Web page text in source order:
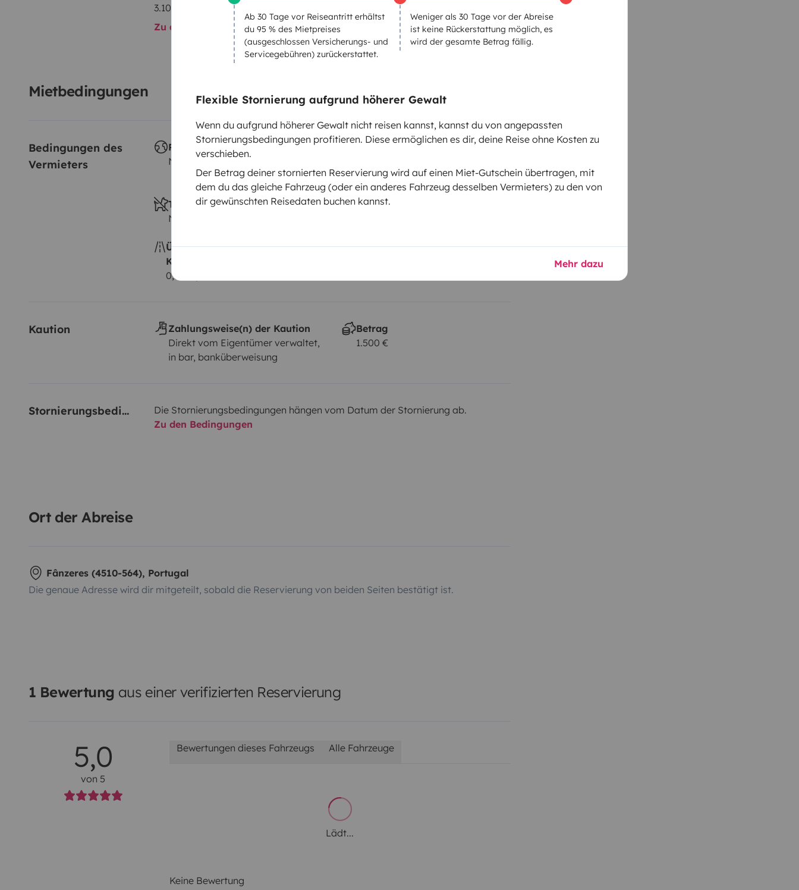
Ab 30 Tage vor Reiseantritt erhältst
du 95 % des Mietpreises
(ausgeschlossen Versicherungs- und
Servicegebühren) zurückerstattet.
Weniger als 30 Tage vor der Abreise
ist keine Rückerstattung möglich, es
wird der gesamte Betrag fällig.
Flexible Stornierung aufgrund höherer Gewalt
Wenn du aufgrund höherer Gewalt nicht reisen kannst, kannst du von angepassten
Stornierungsbedingungen profitieren. Diese ermöglichen es dir, deine Reise ohne Kosten zu
verschieben.
Der Betrag deiner stornierten Reservierung wird auf einen Miet-Gutschein übertragen, mit
dem du das gleiche Fahrzeug (oder ein anderes Fahrzeug desselben Vermieters) zu den von
dir gewünschten Reisedaten buchen kannst.
Mehr dazu
3.100 kg
Zu allen technischen Details
Mietbedingungen
Bedingungen des
Vermieters
Reisen im Ausland
Nicht erlaubt
Führerschein (Vorder- und
B-Klasse
Tiere erlaubt
Nicht erlaubt
Rauchen erlaubt
Überschreitung der
Kilometerpauschale
0,25 € pro zusätzlichem km
Kaution
Zahlungsweise(n) der Kaution
Direkt vom Eigentümer verwaltet,
in bar, banküberweisung
Betrag
1.500 €
Stornierungsbedingungen
Die Stornierungsbedingungen hängen vom Datum der Stornierung ab.
Zu den Bedingungen
Ort der Abreise
Fânzeres (4510-564), Portugal
Die genaue Adresse wird dir mitgeteilt, sobald die Reservierung von beiden Seiten bestätigt ist.
1 Bewertung aus einer verifizierten Reservierung
5,0
von 5
Bewertungen dieses Fahrzeugs Alle Fahrzeuge
Lädt...
Keine Bewertung